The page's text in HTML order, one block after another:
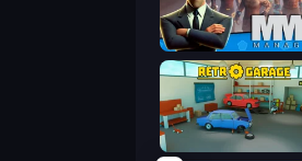
MMA Manager 2
Retro Garage